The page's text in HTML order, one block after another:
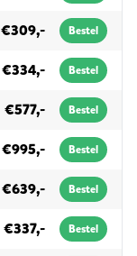
€309,- Bestel
€334,- Bestel
€577,- Bestel
€995,- Bestel
€639,- Bestel
€337,- Bestel